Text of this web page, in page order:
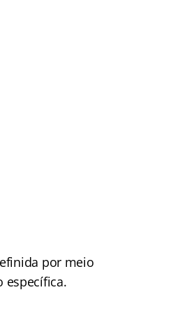
por meio
específica.